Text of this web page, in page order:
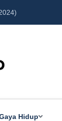
Hidup